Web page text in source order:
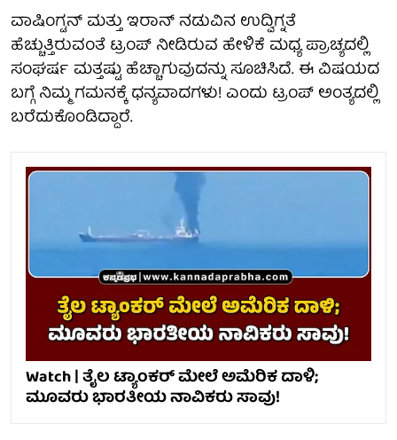
ವಾಷಿಂಗ್ಟನ್ ಮತ್ತು ಇರಾನ್ ನಡುವಿನ ಉದ್ವಿಗ್ನತೆ
ಹೆಚ್ಚುತ್ತಿರುವಂತೆ ಟ್ರಂಪ್ ನೀಡಿರುವ ಹೇಳಿಕೆ ಮಧ್ಯ ಪ್ರಾಚ್ಯದಲ್ಲಿ
ಸಂಘರ್ಷ ಮತ್ತಷ್ಟು ಹೆಚ್ಚಾಗುವುದನ್ನು ಸೂಚಿಸಿದೆ. ಈ ವಿಷಯದ
ಬಗ್ಗೆ ನಿಮ್ಮ ಗಮನಕ್ಕೆ ಧನ್ಯವಾದಗಳು! ಎಂದು ಟ್ರಂಪ್ ಅಂತ್ಯದಲ್ಲಿ
ಬರೆದುಕೊಂಡಿದ್ದಾರೆ.
Watch | ತೈಲ ಟ್ಯಾಂಕರ್ ಮೇಲೆ ಅಮೆರಿಕ ದಾಳಿ;
ಮೂವರು ಭಾರತೀಯ ನಾವಿಕರು ಸಾವು!